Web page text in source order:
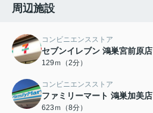
周辺施設
コンビニエンスストア
セブンイレブン 鴻巣宮前原店
129ｍ（2分）
コンビニエンスストア
ファミリーマート 鴻巣加美店
623ｍ（8分）